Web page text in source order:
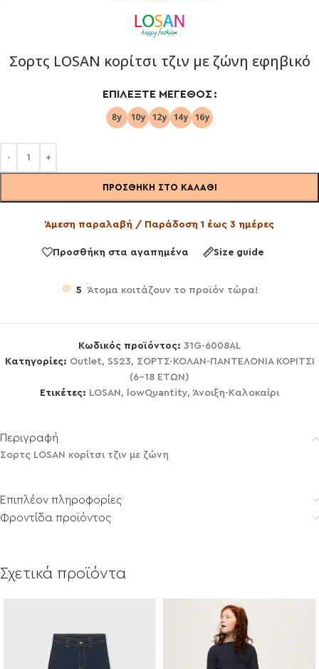
Σορτς LOSAN κορίτσι τζιν με ζώνη εφηβικό
ΕΠΙΛΈΞΤΕ ΜΈΓΕΘΟΣ
ΠΡΟΣΘΉΚΗ ΣΤΟ ΚΑΛΆΘΙ
Άμεση παραλαβή / Παράδοση 1 έως 3 ημέρες
Προσθήκη στα αγαπημένα Size guide
5 Άτομα κοιτάζουν το προϊόν τώρα!
Κωδικός προϊόντος: 31G-6008AL
Κατηγορίες: Outlet, SS23, ΣΟΡΤΣ-ΚΟΛΑΝ-ΠΑΝΤΕΛΟΝΙΑ ΚΟΡΙΤΣΙ
(6-18 ΕΤΩΝ)
Ετικέτες: LOSAN , lowQuantity, Άνοιξη-Καλοκαίρι
Περιγραφή
Σορτς LOSAN κορίτσι τζιν με ζώνη
Επιπλέον πληροφορίες
Φροντίδα προϊόντος
Σχετικά προϊόντα